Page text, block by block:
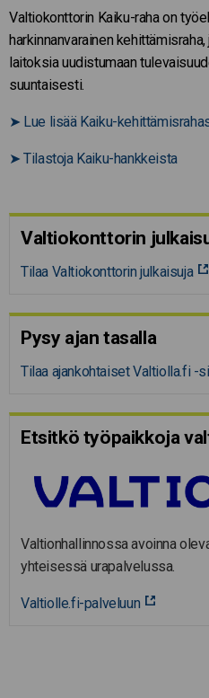
Valtiokonttorin Kaiku-raha on
harkinnanvarainen
laitoksia uudistumaan
suuntaisesti.
➤ Lue lisää Kaiku-
➤ Tilastoja Kaiku-hankkeista
Valtiokonttorin
Tilaa Valtiokonttorin julkaisuja
Pysy ajan tasalla
Tilaa ajankohtaiset Valtiolla.fi -
Etsitkö työpaikkoja
Valtionhallinnossa avoinna
yhteisessä urapalvelussa.
Valtiolle.fi-palveluun